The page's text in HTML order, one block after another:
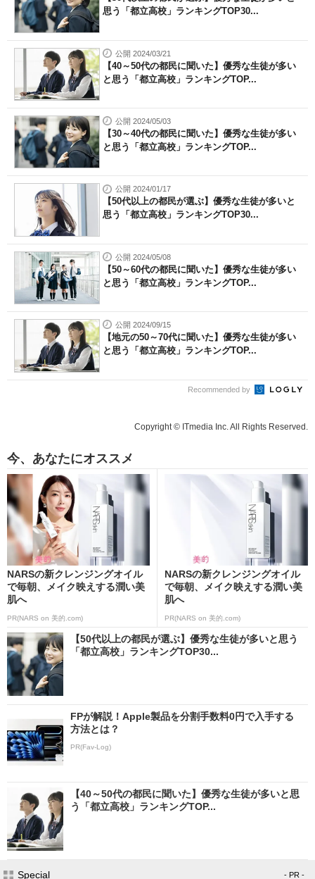
思う「都立高校」ランキングTOP30...
公開 2024/03/21
【40～50代の都民に聞いた】優秀な生徒が多い
と思う「都立高校」ランキングTOP...
公開 2024/05/03
【30～40代の都民に聞いた】優秀な生徒が多い
と思う「都立高校」ランキングTOP...
公開 2024/01/17
【50代以上の都民が選ぶ】優秀な生徒が多いと
思う「都立高校」ランキングTOP30...
公開 2024/05/08
【50～60代の都民に聞いた】優秀な生徒が多い
と思う「都立高校」ランキングTOP...
公開 2024/09/15
【地元の50～70代に聞いた】優秀な生徒が多い
と思う「都立高校」ランキングTOP...
Recommended by
Copyright © ITmedia Inc. All Rights Reserved.
今、あなたにオススメ
NARSの新クレンジングオイル
で毎朝、メイク映えする潤い美
肌へ
PR(NARS on 美的.com)
NARSの新クレンジングオイル
で毎朝、メイク映えする潤い美
肌へ
PR(NARS on 美的.com)
【50代以上の都民が選ぶ】優秀な生徒が多いと思う
「都立高校」ランキングTOP30...
FPが解説！Apple製品を分割手数料0円で入手する
方法とは？
PR(Fav-Log)
【40～50代の都民に聞いた】優秀な生徒が多いと思
う「都立高校」ランキングTOP...
Special - PR -